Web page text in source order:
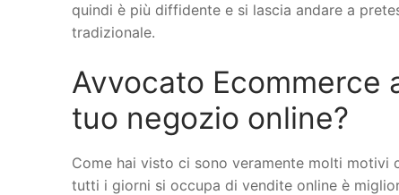
quindi è più diffidente e si lascia andare a
tradizionale.
Avvocato Ecommerce
tuo negozio online?
Come hai visto ci sono veramente molti motivi
tutti i giorni si occupa di vendite online è